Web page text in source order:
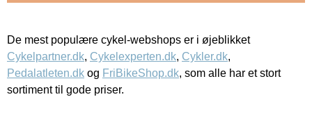
De mest populære cykel-webshops er i øjeblikket
Cykelpartner.dk, Cykelexperten.dk, Cykler.dk,
Pedalatleten.dk og FriBikeShop.dk, som alle har et stort
sortiment til gode priser.